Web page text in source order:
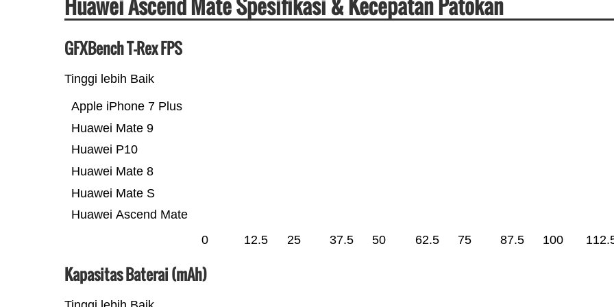
GFXBench T-Rex FPS
Tinggi lebih Baik
Huawei Ascend Mate
Huawei Mate S
Huawei Mate 8
Huawei P10
Huawei Mate 9
Apple iPhone 7 Plus
0 12.5 25 37.5 50 62.5 75 87.5 100
Kapasitas Baterai (mAh)